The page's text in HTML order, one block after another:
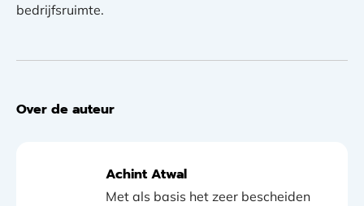
bedrijfsruimte.
Over de auteur
Achint Atwal
Met als basis het zeer bescheiden